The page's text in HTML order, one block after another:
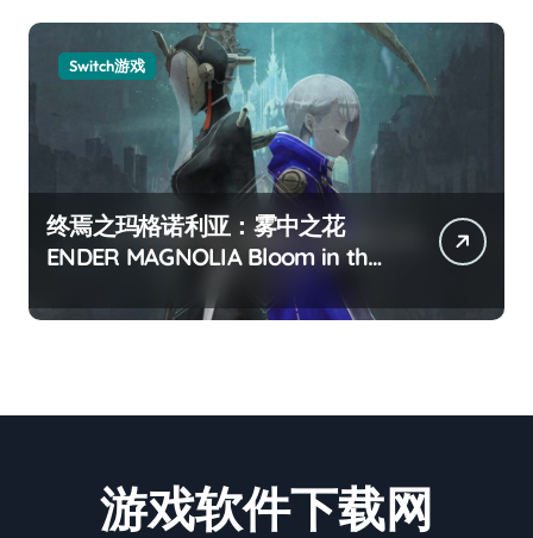
Switch游戏
终焉之玛格诺利亚：雾中之花
ENDER MAGNOLIA Bloom in the
游戏软件下载网